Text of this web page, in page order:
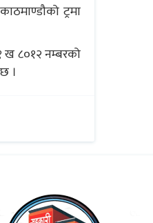
ट्रमा
ख ८०१२ नम्बरको
।